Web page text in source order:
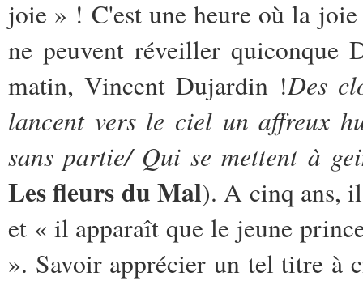
joie » ! C'est une heure où la
ne peuvent réveiller quiconque
matin, Vincent Dujardin !Des
lancent vers le ciel un affreux
sans partie/ Qui se mettent à
Les fleurs du Mal). A cinq ans,
et « il apparaît que le jeune
». Savoir apprécier un tel titre à